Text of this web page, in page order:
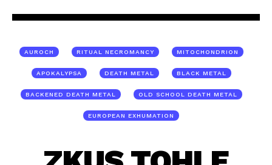
AUROCH RITUAL NECROMANCY MITOCHONDRION
APOKALYPSA DEATH METAL BLACK METAL
BACKENED DEATH METAL OLD SCHOOL DEATH METAL
EUROPEAN EXHUMATION